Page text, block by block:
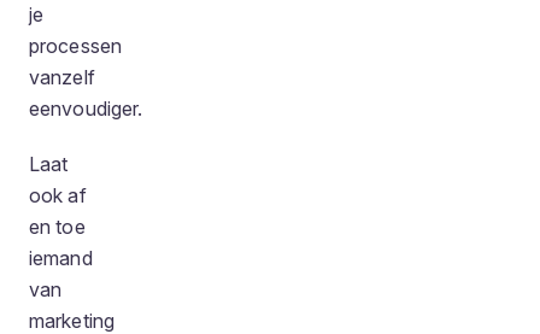
je
processen
vanzelf
eenvoudiger.
Laat
ook af
en toe
iemand
van
marketing